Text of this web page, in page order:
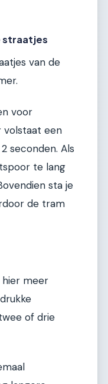
straatjes
van de
voor
volstaat een
seconden. Als
te lang
sta je
de tram
hier meer
of drie